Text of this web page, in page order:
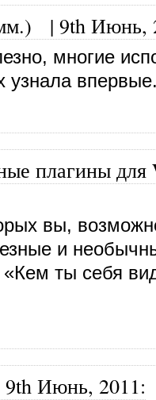
| 9th Июнь,
многие
узнала
плагины для
вы,
и
ты себя
9th Июнь, 2011: